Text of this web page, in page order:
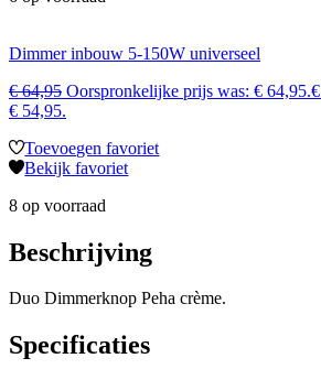
Dimmer inbouw 5-150W universeel
€64,95 Oorspronkelijke prijs was: € 64,95.€
€ 54,95.
Toevoegen favoriet
Bekijk favoriet
8 op voorraad
Beschrijving
Duo Dimmerknop Peha crème.
Specificaties